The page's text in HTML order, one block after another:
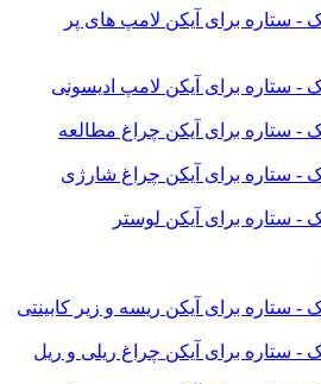
لامپ های پر
لامپ ادیسونی
چراغ مطالعه
چراغ شارژی
لوستر
ریسه و زیر کابینتی
چراغ ریلی و ریل